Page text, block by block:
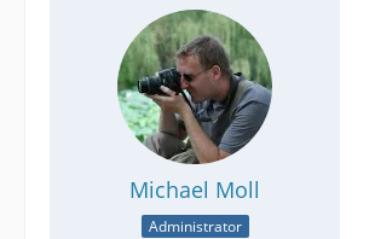
Michael Moll
Administrator